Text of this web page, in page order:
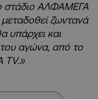
στάδιο ΑΛΦΑΜΕΓΑ
μεταδοθεί ζωντανά
υπάρχει και
αγώνα, από το
TV.»